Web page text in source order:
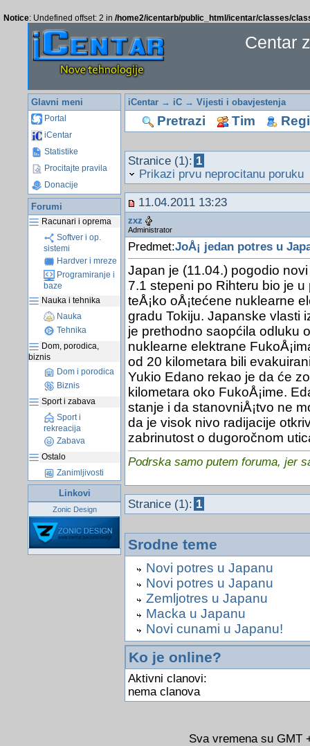
Notice: Undefined offset: 2 in /home2/icentarb/public_html/icentar/classes/
Centar
Glavni meni
Portal
iCentar
Statistike
Procitajte pravila
Donacije
Forumi
Racunari i oprema
Softver i op.
sistemi
Hardver i mreze
Programiranje i
baze
Nauka i tehnika
Nauka
Tehnika
Dom, porodica,
biznis
Dom i porodica
Biznis
Sport i zabava
Sport i
rekreacija
Zabava
Ostalo
Zanimljivosti
Linkovi
Zonic Design
iCentar→ iC→ Vijesti i obavjestenja
Pretrazi Tim
Stranice (1): 1
Prikazi prvu neprocitanu poruku
11.04.2011 13:23
zxz
Administrator
Predmet:JoÅ¡ jedan potres u
Japan je (11.04.) pogodio
7.1 stepeni po Rihteru bio je u
teÅ¡ko oÅ¡tećene nuklearne
gradu Tokiju. Japanske vlasti
je prethodno saopćila odluku
nuklearne elektrane
od 20 kilometara bili
Yukio Edano rekao je da će
kilometara oko FukoÅ¡ime.
stanje i da stanovniÅ¡tvo ne
da je visok nivo radijacije
zabrinutost o dugoročnom
Podrska samo putem foruma, jer
Stranice (1): 1
Srodne teme
Novi potres u Japanu
Novi potres u Japanu
Zemljotres u Japanu
Macka u Japanu
Novi cunami u Japanu!
Ko je online?
Aktivni clanovi:
nema clanova
Sva vremena su GMT